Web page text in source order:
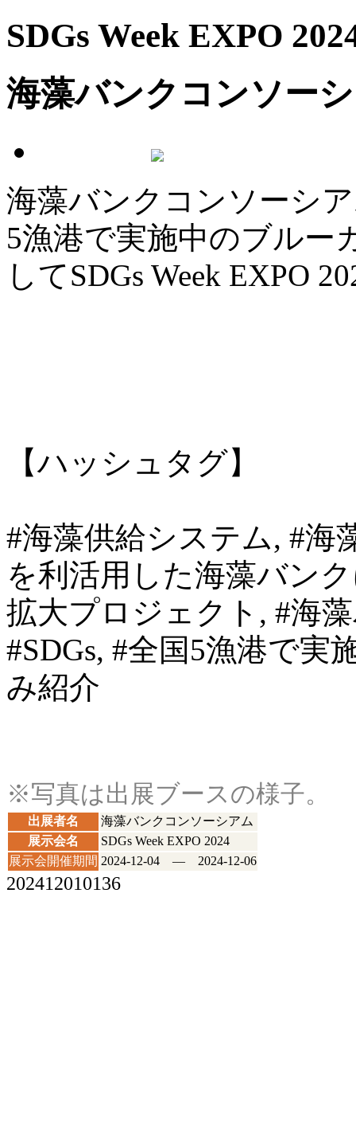
SDGs Week EXPO
海藻バンクコンソー
海藻バンクコンソーシ
5漁港で実施中のブルー
してSDGs Week EXPO
【ハッシュタグ】
#海藻供給システム, #海
を利活用した海藻バン
拡大プロジェクト, #海
#SDGs, #全国5漁港で実
み紹介
※写真は出展ブースの様子。
出展者名
海藻バンクコンソーシアム
展示会名
SDGs Week EXPO 2024
展示会開催期間 2024-12-04 ― 2024-12-06
202412010136